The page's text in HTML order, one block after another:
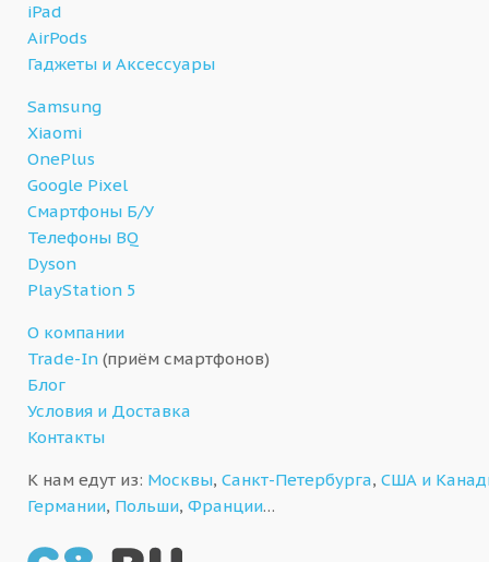
iPad
AirPods
Гаджеты и Аксессуары
Samsung
Xiaomi
OnePlus
Google Pixel
Смартфоны Б/У
Телефоны BQ
Dyson
PlayStation 5
О компании
Trade-In (приём смартфонов)
Блог
Условия и Доставка
Контакты
К нам едут из: Москвы, Санкт-Петербурга, США и
Германии, Польши, Франции…